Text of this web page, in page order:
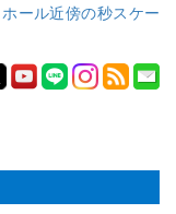
ール近傍の秒スケー